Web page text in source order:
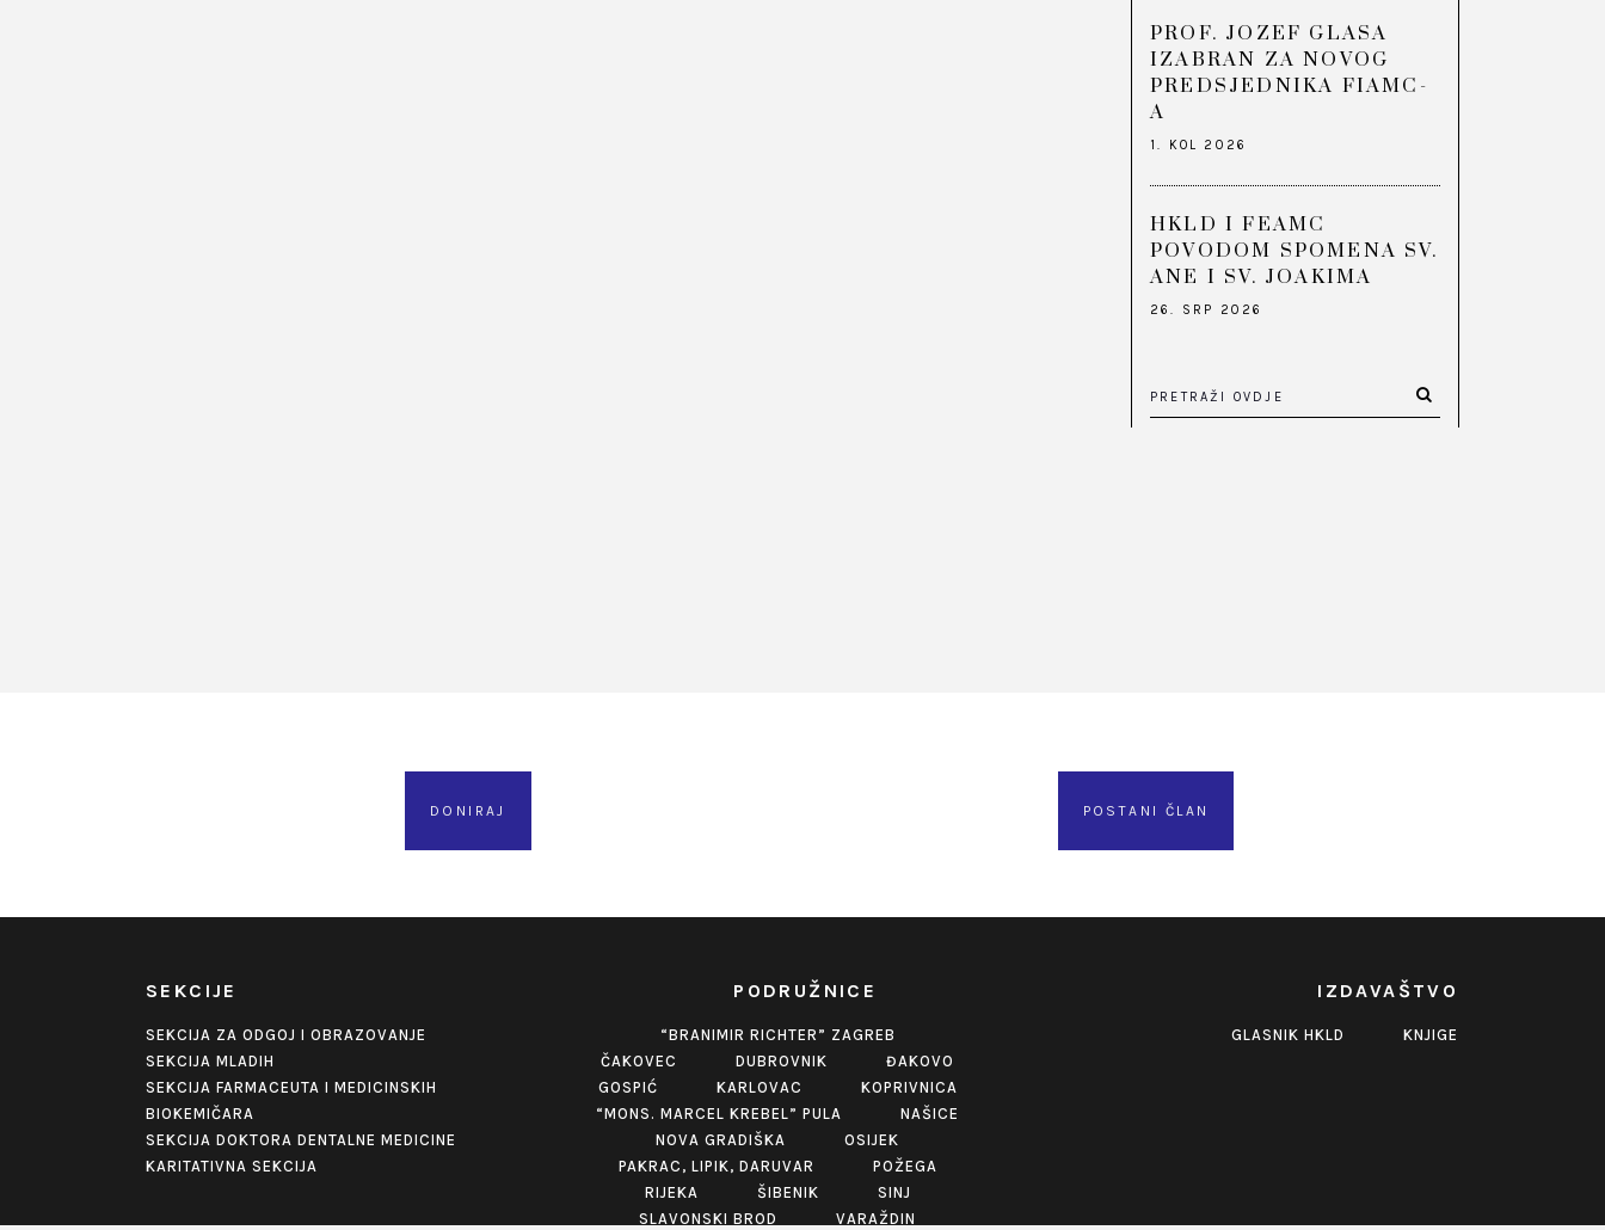
PROF. JOZEF GLASA
IZABRAN ZA NOVOG
PREDSJEDNIKA FIAMC-
A
1. KOL 2026
HKLD I FEAMC
POVODOM SPOMENA SV.
ANE I SV. JOAKIMA
26. SRP 2026
DONIRAJ POSTANI ČLAN
SEKCIJE
SEKCIJA ZA ODGOJ I OBRAZOVANJE
SEKCIJA MLADIH
SEKCIJA FARMACEUTA I MEDICINSKIH
BIOKEMIČARA
SEKCIJA DOKTORA DENTALNE MEDICINE
KARITATIVNA SEKCIJA
PODRUŽNICE
“BRANIMIR RICHTER” ZAGREB
ČAKOVEC
DUBROVNIK
ĐAKOVO
GOSPIĆ
KARLOVAC
KOPRIVNICA
“MONS. MARCEL KREBEL” PULA
NAŠICE
NOVA GRADIŠKA
OSIJEK
PAKRAC, LIPIK, DARUVAR
POŽEGA
RIJEKA
ŠIBENIK
SINJ
SLAVONSKI BROD
VARAŽDIN
IZDAVAŠTVO
GLASNIK HKLD KNJIGE